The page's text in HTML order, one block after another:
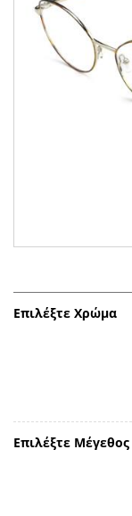
Επιλέξτε Χρώμα
Επιλέξτε Μέγεθος